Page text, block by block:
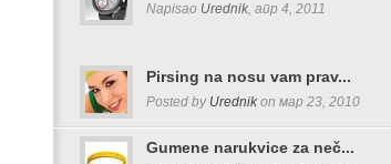
Napisao Urednik, апр 4, 2011
Pirsing na nosu vam prav...
Posted by Urednik on мар 23, 2010
Gumene narukvice za neč...